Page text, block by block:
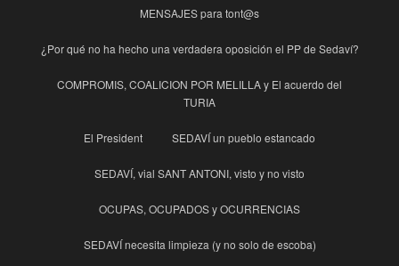
MENSAJES para tont@s
¿Por qué no ha hecho una verdadera oposición el PP de Sedaví?
COMPROMIS, COALICION POR MELILLA y El acuerdo del
TURIA
El President SEDAVÍ un pueblo estancado
SEDAVÍ, vial SANT ANTONI, visto y no visto
OCUPAS, OCUPADOS y OCURRENCIAS
SEDAVÍ necesita limpieza (y no solo de escoba)